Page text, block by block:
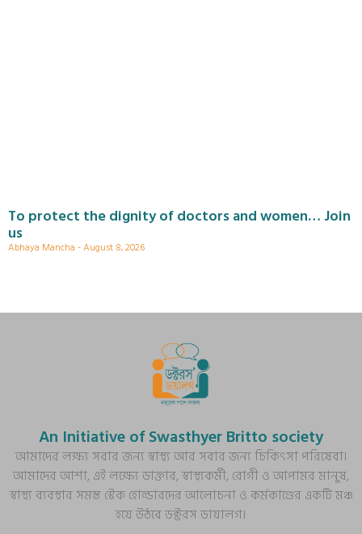
To protect the dignity of doctors and women… Join
us
Abhaya Mancha August 8, 2026
An Initiative of Swasthyer Britto society
আমাদের লক্ষ্য সবার জন্য স্বাস্থ্য আর সবার জন্য চিকিৎসা পরিষেবা।
আমাদের আশা, এই লক্ষ্যে ডাক্তার, স্বাস্থ্যকর্মী, রোগী ও আপামর মানুষ,
স্বাস্থ্য ব্যবস্থার সমস্ত স্টেক হোল্ডারদের আলোচনা ও কর্মকাণ্ডের একটি মঞ্চ
হয়ে উঠবে ডক্টরস ডায়ালগ।